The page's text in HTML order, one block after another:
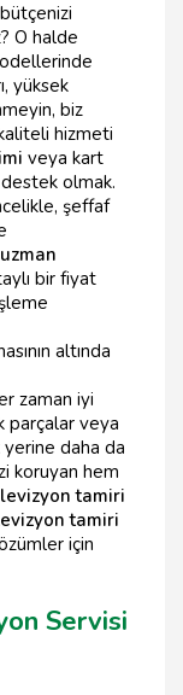
O halde
yüksek
biz
hizmeti
veya kart
olmak.
şeffaf
uzman
bir fiyat
altında
zaman iyi
parçalar veya
daha da
koruyan hem
tamiri
tamiri
için
Servisi